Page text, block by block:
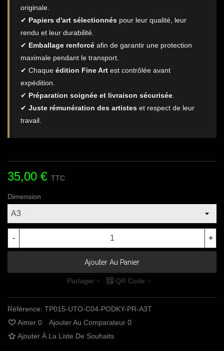
originale.
✔ Papiers d'art sélectionnés pour leur qualité, leur
rendu et leur durabilité.
✔ Emballage renforcé afin de garantir une protection
maximale pendant le transport.
✔ Chaque édition Fine Art est contrôlée avant
expédition.
✔ Préparation soignée et livraison sécurisée
✔ Juste rémunération des artistes et respect de leur
travail.
35,00 € TTC
Dimension
- +
Ajouter Au Panier
Partager QR Code
Référence: TP015-UTO-C04-PODKY-PR-A3T
Aimer 0 Ajouter Au Comparateur 0
Ajouter À La Liste De Souhaits